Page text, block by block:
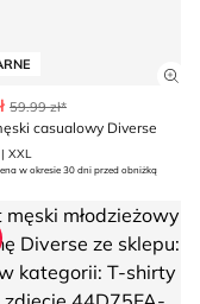
produktu
59.99 zł*
casualowy Diverse
XXL
w okresie 30 dni przed obniżką
młodzieżowy na